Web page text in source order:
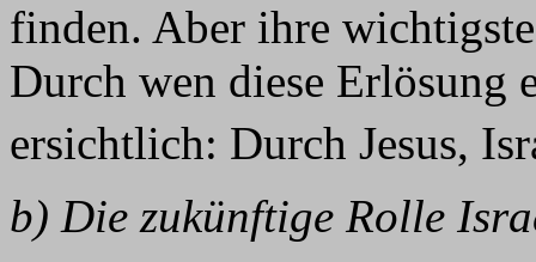
finden. Aber ihre
Durch wen diese Erlösung
ersichtlich: Durch Jesus,
b) Die zukünftige Rolle